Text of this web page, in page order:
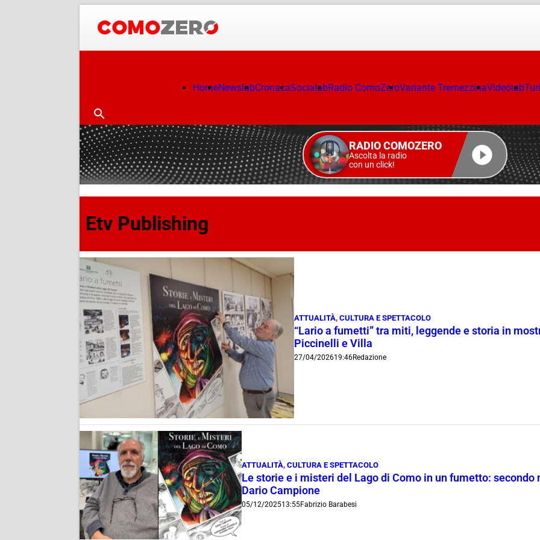
HomeNewslabCronacaSocialabRadio ComoZeroVariante TremezzinaVideolab
RADIO COMOZERO
Ascolta la radio
con un click!
Etv Publishing
ATTUALITÀ,CULTURA E SPETTACOLO
“Lario a fumetti” tra miti, leggende e storia in
Piccinelli e Villa
27/04/202619:46Redazione
ATTUALITÀ,CULTURA E SPETTACOLO
Le storie e i misteri del Lago di Como in un fumetto:
Dario Campione
05/12/202513:55Fabrizio Barabesi